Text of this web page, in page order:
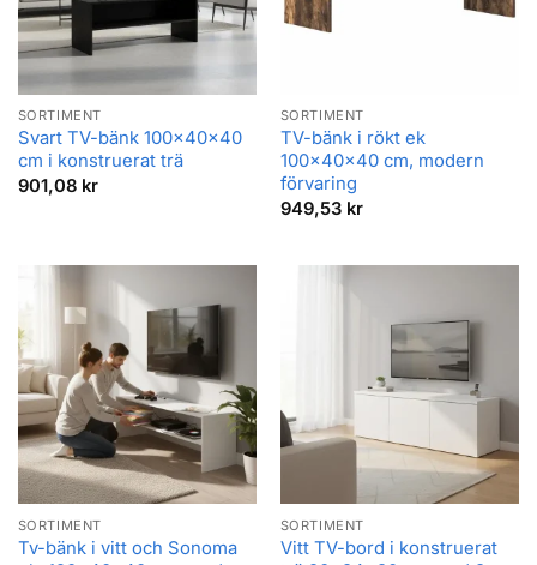
SORTIMENT
Svart TV-bänk 100x40x40
cm i konstruerat trä
901,08 kr
SORTIMENT
TV-bänk i rökt ek
100x40x40 cm, modern
förvaring
949,53 kr
SORTIMENT
Tv-bänk i vitt och Sonoma
SORTIMENT
Vitt TV-bord i konstruerat